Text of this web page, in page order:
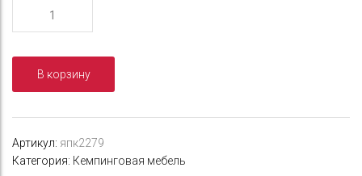
120
нагрузка
В корзину
Артикул: япк2279
Категория: Кемпинговая мебель